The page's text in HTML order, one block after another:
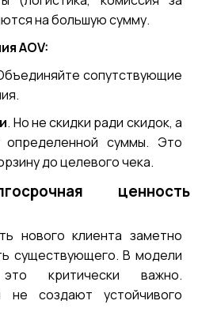
на большую сумму.
AOV:
сопутствующие
. Но не скидки ради скидок, а
суммы. Это
до целевого чека.
ценность
нового клиента заметно
существующего. В модели
критически важно.
не создают устойчивого